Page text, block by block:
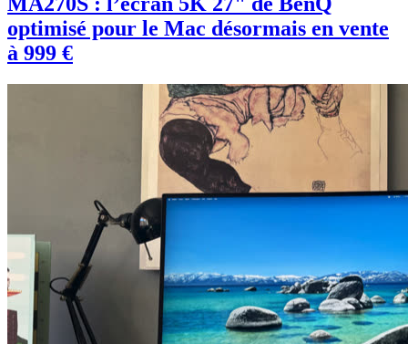
optimisé pour le Mac désormais en vente
à 999 €